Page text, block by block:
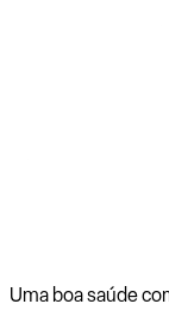
Uma boa saúde